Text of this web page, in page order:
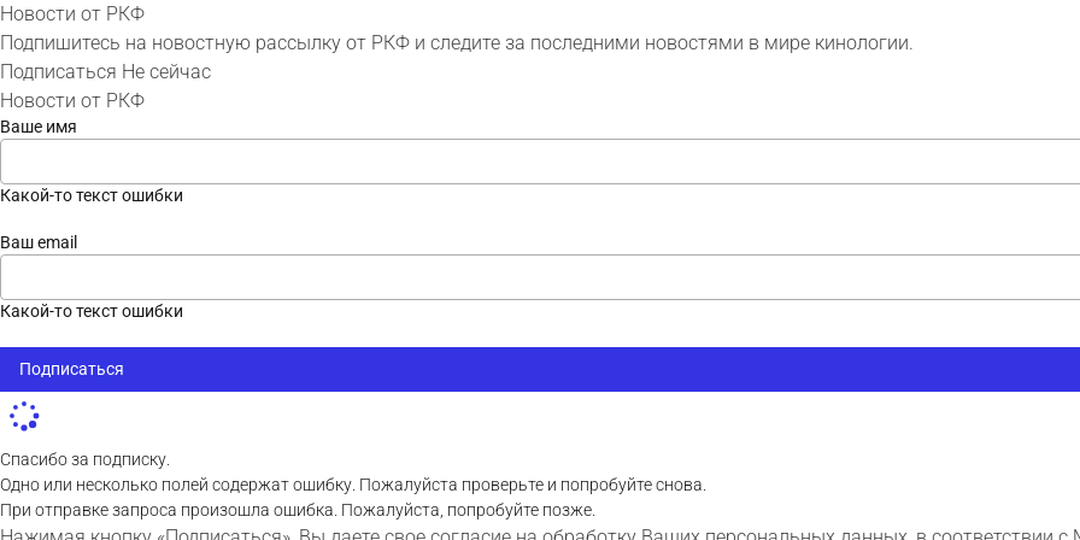
Новости от РКФ
Подпишитесь на новостную рассылку от РКФ и следите за последними новостями в мире кинологии.
Подписаться Не сейчас
Новости от РКФ
Ваше имя
Какой-то текст ошибки
Ваш email
Какой-то текст ошибки
Подписаться
Спасибо за подписку.
Одно или несколько полей содержат ошибку. Пожалуйста проверьте и попробуйте снова.
При отправке запроса произошла ошибка. Пожалуйста, попробуйте позже.